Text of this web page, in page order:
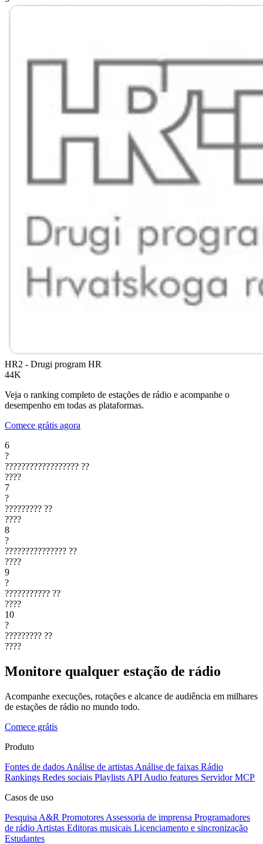
HR2 - Drugi program HR
44K
Veja o ranking completo de estações de rádio e acompanhe o
desempenho em todas as plataformas.
Comece grátis agora
6
?
?????????????????? ??
????
7
?
????????? ??
????
8
?
??????????????? ??
????
9
?
??????????? ??
????
10
?
????????? ??
????
Monitore qualquer estação de rádio
Acompanhe execuções, rotações e alcance de audiência em milhares
de estações de rádio no mundo todo.
Comece grátis
Produto
Fontes de dados Análise de artistas Análise de faixas Rádio
Rankings Redes sociais Playlists API Audio features Servidor MCP
Casos de uso
Pesquisa A&R Promotores Assessoria de imprensa Programadores
de rádio Artistas Editoras musicais Licenciamento e sincronização
Estudantes